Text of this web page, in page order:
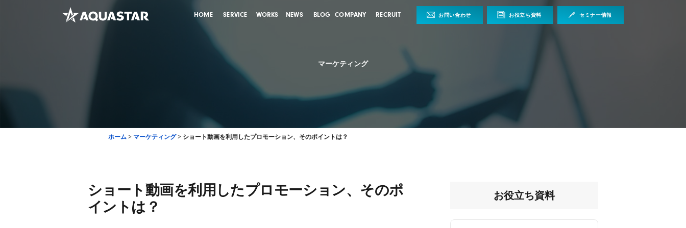
HOME SERVICE WORKS NEWS BLOG COMPANY RECRUIT お問い合わせ お役立ち資料 セミナー情報
マーケティング
ホーム > マーケティング> ショート動画を利用したプロモーション、そのポイントは？
ショート動画を利用したプロモーション、そのポ
イントは？
お役立ち資料